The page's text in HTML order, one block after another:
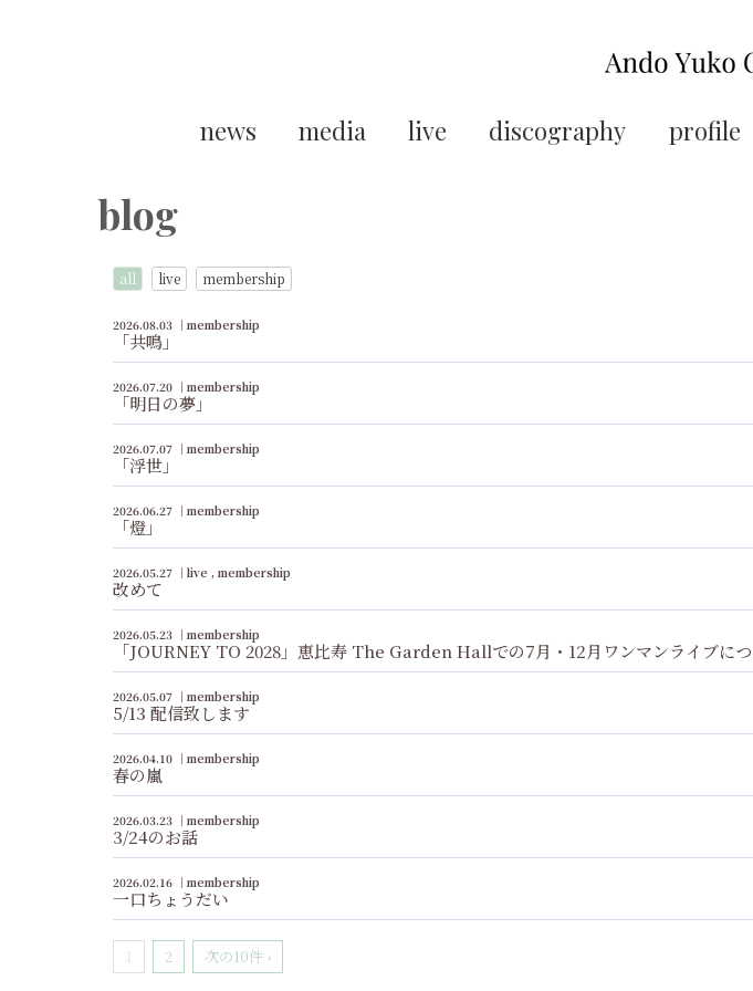
news media live discography profile
blog
all live membership
2026.08.03 membership
「共鳴」
2026.07.20 membership
「明日の夢」
2026.07.07 membership
「浮世」
2026.06.27 membership
「燈」
2026.05.27 live membership
改めて
2026.05.23 membership
「JOURNEY TO 2028」恵比寿 The Garden Hallでの7月・12月ワンマンライブに
2026.05.07 membership
5/13 配信致します
2026.04.10 membership
春の嵐
2026.03.23 membership
3/24のお話
2026.02.16 membership
一口ちょうだい
1 2 次の10件 ›